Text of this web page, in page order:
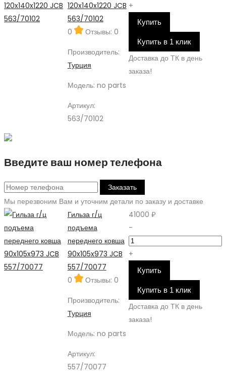
120x140x1220 JCB
563/70102
0
Отзывы: 0
Производитель:
Турция
Модель: no parts
Артикул:
563/70102
+
Купить
Купить в 1 клик
Доставка до ТК в день
заказа!
Введите ваш номер телефона
Заказать
Мы перезвоним Вам и уточним детали по заказу и доставке
Гильза г/ц
подъема
переднего ковша
90x105x973 JCB
557/70077
0
Отзывы: 0
Производитель:
Турция
Модель: no parts
Артикул:
557/70077
41000 ₽
-
+
Купить
Купить в 1 клик
Доставка до ТК в день
заказа!